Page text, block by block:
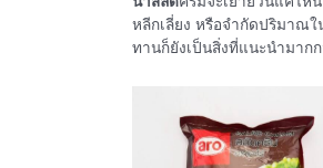
หลีกเลี่ยง หรือจำกัดปริมาณใ
ทานก็ยังเป็นสิ่งที่แนะนำมาก